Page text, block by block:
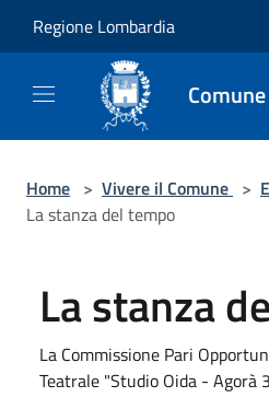
Regione Lombardia
Home > Vivere il Comune >
La stanza del tempo
La stanza
La Commissione Pari
Teatrale "Studio Oida - Agorà